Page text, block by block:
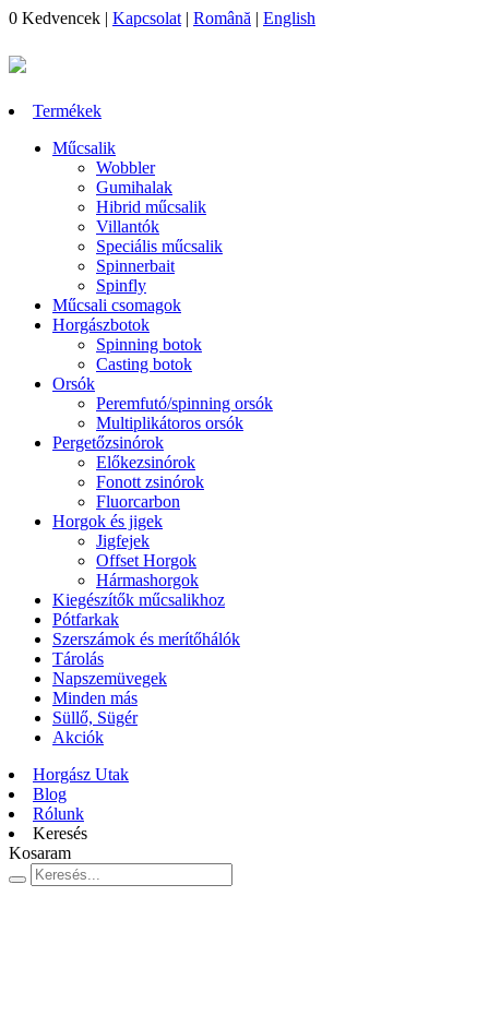
0 Kedvencek | Kapcsolat | Română | English
Termékek
Műcsalik
Wobbler
Gumihalak
Hibrid műcsalik
Villantók
Speciális műcsalik
Spinnerbait
Spinfly
Műcsali csomagok
Horgászbotok
Spinning botok
Casting botok
Orsók
Peremfutó/spinning orsók
Multiplikátoros orsók
Pergetőzsinórok
Előkezsinórok
Fonott zsinórok
Fluorcarbon
Horgok és jigek
Jigfejek
Offset Horgok
Hármashorgok
Kiegészítők műcsalikhoz
Pótfarkak
Szerszámok és merítőhálók
Tárolás
Napszemüvegek
Minden más
Süllő, Sügér
Akciók
Horgász Utak
Blog
Rólunk
Keresés
Kosaram